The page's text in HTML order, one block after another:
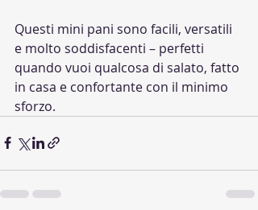
Questi mini pani sono facili, versatili
e molto soddisfacenti – perfetti
quando vuoi qualcosa di salato, fatto
in casa e confortante con il minimo
sforzo.